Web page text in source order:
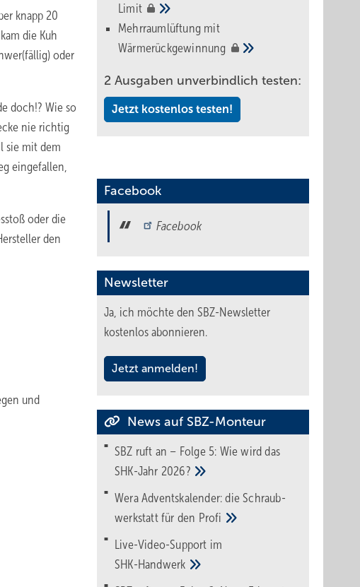
knapp 20
die Kuh
oder
doch!? Wie so
nie richtig
sie mit dem
eingefallen,
oder die
den
und
Limit
Mehrraumlüftung mit
Wärmerückgewinnung
2 Ausgaben unverbindlich testen:
Jetzt kostenlos testen!
Facebook
Facebook
Newsletter
Ja, ich möchte den SBZ-Newsletter
kostenlos abonnieren.
Jetzt anmelden!
News auf SBZ-Monteur
SBZ ruft an – Folge 5: Wie wird das
SHK-Jahr 2026?
Wera Adventskalender: die Schraub­
werk­statt für den Pro­fi
Live-Video-Support im
SHK-Handwerk